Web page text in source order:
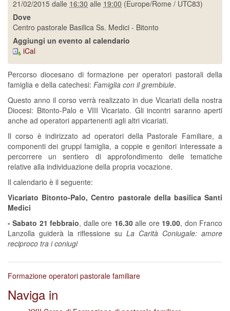
21/02/2015 dalle 16:30 alle 19:00 (Europe/Rome / UTC83)
Dove
Centro pastorale Basilica Ss. Medici - Bitonto
Aggiungi un evento al calendario
iCal
Percorso diocesano di formazione per operatori pastorali della
famiglia e della catechesi: Famiglia con il grembiule.
Questo anno il corso verrà realizzato in due Vicariati della nostra
Diocesi: Bitonto-Palo e VIII Vicariato. Gli incontri saranno aperti
anche ad operatori appartenenti agli altri vicariati.
Il corso è indirizzato ad operatori della Pastorale Familiare, a
componenti dei gruppi famiglia, a coppie e genitori interessate a
percorrere un sentiero di approfondimento delle tematiche
relative alla individuazione della propria vocazione.
Il calendario è il seguente:
Vicariato Bitonto-Palo, Centro pastorale della basilica Santi
Medici
- Sabato 21 febbraio, dalle ore 16.30alle ore 19.00, don Franco
Lanzolla guiderà la riflessione su La Carità Coniugale: amore
reciproco tra i coniugi
Formazione operatori pastorale familiare
Naviga in